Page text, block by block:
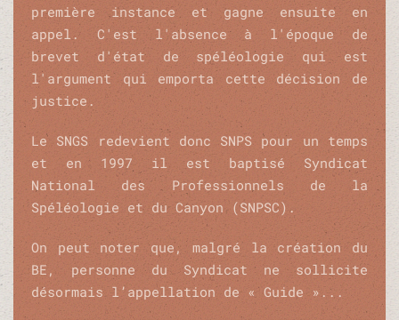
première instance et gagne ensuite en
appel. C'est l'absence à l'époque de
brevet d'état de spéléologie qui est
l'argument qui emporta cette décision de
justice .
Le SNGS redevient donc SNPS pour un temps
et en 1997 il est baptisé Syndicat
National des Professionnels de la
Spéléologie et du Canyon (SNPSC).
On peut noter que, malgré la création du
BE, personne du Syndicat ne sollicite
désormais l’appellation de « Guide »...